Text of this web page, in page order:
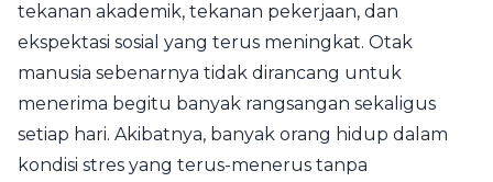
tekanan akademik, tekanan pekerjaan, dan
ekspektasi sosial yang terus meningkat. Otak
manusia sebenarnya tidak dirancang untuk
menerima begitu banyak rangsangan sekaligus
setiap hari. Akibatnya, banyak orang hidup dalam
kondisi stres yang terus-menerus tanpa